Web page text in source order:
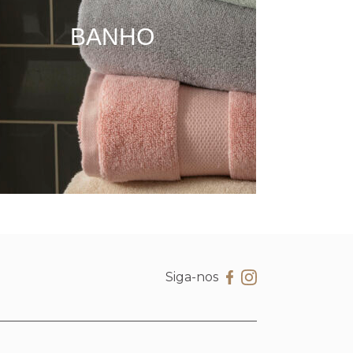
BANHO
Siga-nos